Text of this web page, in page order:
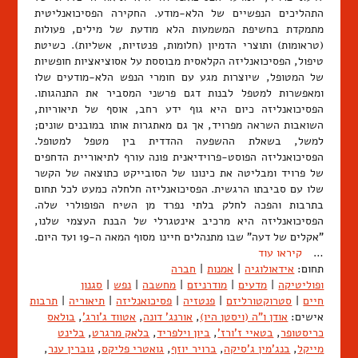
התהליכים הנפשיים של הלא-מודע. החקירה הפסיכואנליטית
מתמקדת בחשיפת המשמעות הלא מודעת של מילים, פעולות
(טראומות) ותוצרי הדמיון (חלומות, פנטזיות, אשליות). כשיטת
טיפול, הפסיכואנליזה הקלאסית מבוססת על אסוציאציות חופשיות
של המטופל, שיוצרות מגע עם חומרי הנפש הלא-מודעים שלו
ומאפשרות למטפל לבנות דגם פרשני המסביר את התנהגותו.
הפסיכואנליזה כיום היא גוף ידע רחב, אוסף של תיאוריות,
השואבות השראה מפרויד, אך גם מאתגרות אותו במובנים שונים;
למשל, בשאלת ההשפעה ההדדית בין מטפל למטופל.
הפסיכואנליזה הפוסט-פרוידיאנית פונה עורף לתיאוריית הדחפים
של פרויד ומבליטה את כינונו של הסובייקט כתוצאה של הקשר
שלו עם סביבתו הרגשית. הפסיכואנליזה חלחלה כמעט לכל תחום
בתרבות והפכה לחלק בלתי נפרד מן השיח הפופולרי שלה.
הפסיכואנליזה היא מרכיב אינטגרלי של הבנת העצמי שלנו,
"אקלים של דעה" שבו מתנהלים חיינו מסוף המאה ה-19 ועד היום.
… קיראו עוד
תחום: אידאולוגיה אמנות
חברה
ופוליטיקה
מדעים מודרניזם מחשבה נפש
סגנון
חיים
סטרוקטורליזם פנטזיה פסיכואנליזה תיאוריה
תרבות
אישים: אודן ו"ה (ויסטן היו), אורנג' דונה, אטווד ג'ורג', בולאס
כריסטופר, בטאיי ז'ורז', ביון וילפריד, בלאק מרגרט, בלינט
מייקל, בנג'מין ג'סיקה, ברויר יוזף, גואטרי פליקס, גוברין ענר,